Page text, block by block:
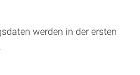
werden in der ersten